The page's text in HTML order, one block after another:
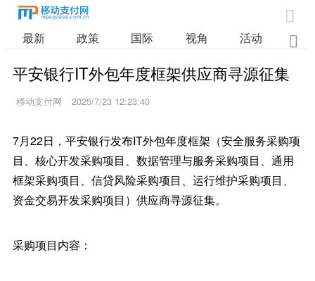

最新 政策 国际 视角 活动 业

平安银行IT外包年度框架供应商寻源征集
移动支付网 2025/7/23 12:23:40
7月22日，平安银行发布IT外包年度框架（安全服务采购项
目、核心开发采购项目、数据管理与服务采购项目、通用
框架采购项目、信贷风险采购项目、运行维护采购项目、
资金交易开发采购项目）供应商寻源征集。
采购项目内容：